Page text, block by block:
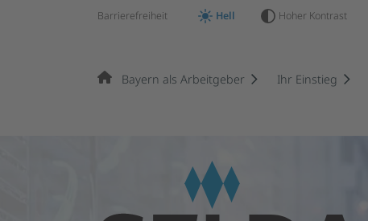
Barrierefreiheit Hell Hoher Kontrast
Bayern als Arbeitgeber Ihr Einstieg